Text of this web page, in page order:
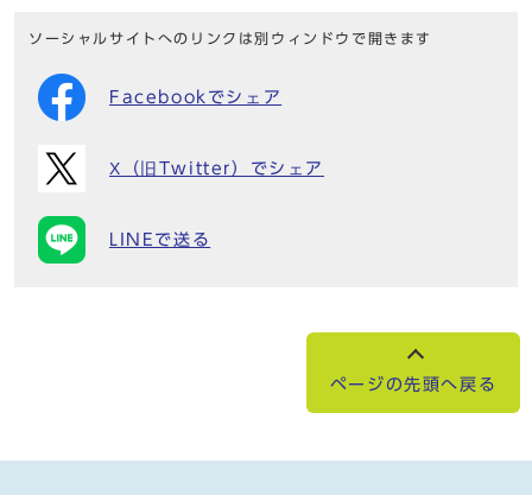
ソーシャルサイトへのリンクは別ウィンドウで開きます
Facebookでシェア
X（旧Twitter）でシェア
LINEで送る
ページの先頭へ戻る